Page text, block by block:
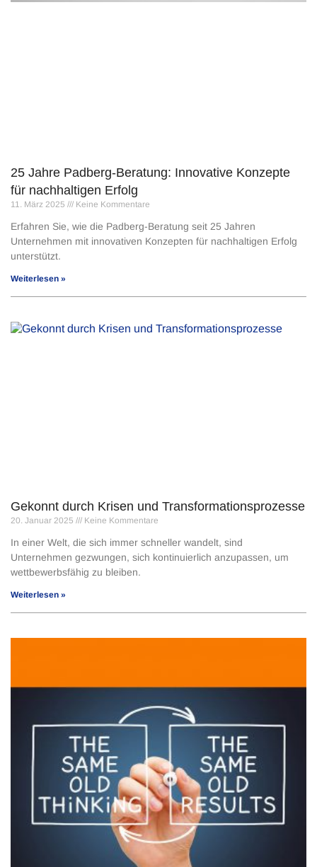
25 Jahre Padberg-Beratung: Innovative Konzepte
für nachhaltigen Erfolg
11. März 2025 Keine Kommentare
Erfahren Sie, wie die Padberg-Beratung seit 25 Jahren
Unternehmen mit innovativen Konzepten für nachhaltigen Erfolg
unterstützt.
Weiterlesen »
Gekonnt durch Krisen und Transformationsprozesse
20. Januar 2025 Keine Kommentare
In einer Welt, die sich immer schneller wandelt, sind
Unternehmen gezwungen, sich kontinuierlich anzupassen, um
wettbewerbsfähig zu bleiben.
Weiterlesen »